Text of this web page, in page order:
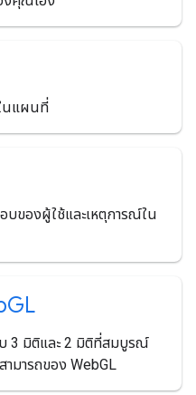
นแผนที่
บของผู้ใช้และเหตุการณ์ใน
GL
3 มิติและ 2 มิติที่สมบูรณ์
มารถของ WebGL